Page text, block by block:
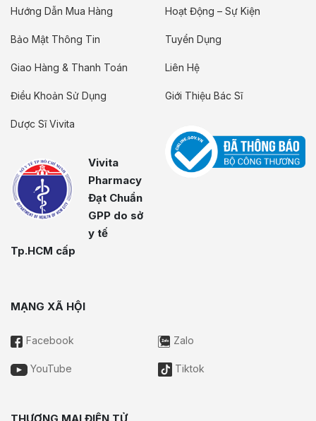
Hướng Dẫn Mua Hàng
Bảo Mật Thông Tin
Giao Hàng & Thanh Toán
Điều Khoản Sử Dụng
Dược Sĩ Vivita
Vivita
Pharmacy
Đạt Chuẩn
GPP do sở
y tế
Tp.HCM cấp
Hoạt Động – Sự Kiện
Tuyển Dụng
Liên Hệ
Giới Thiệu Bác Sĩ
MẠNG XÃ HỘI
Facebook Zalo
YouTube Tiktok